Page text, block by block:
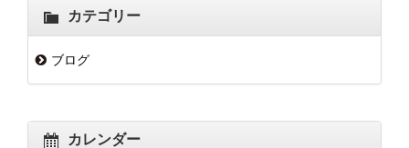
カテゴリー
ブログ
カレンダー